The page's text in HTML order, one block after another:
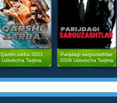
Qarshi zarba 2021
Uzbekcha Tarjima
Parijdagi sarguzashtlar
2009 Uzbekcha Tarjima